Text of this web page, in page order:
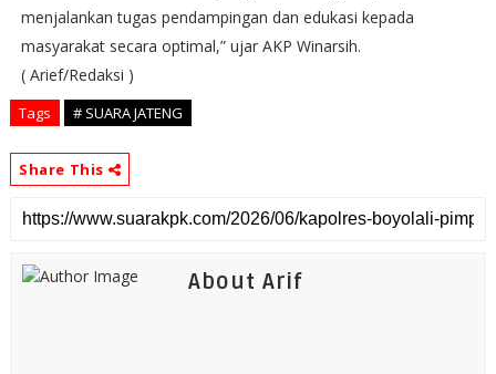
menjalankan tugas pendampingan dan edukasi kepada
masyarakat secara optimal,” ujar AKP Winarsih.
( Arief/Redaksi )
Tags # SUARA JATENG
Share This
About Arif